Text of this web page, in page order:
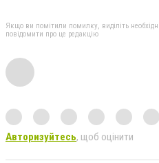
Якщо ви помітили помилку, виділіть
повідомити про це редакцію
Авторизуйтесь, щоб оцінити